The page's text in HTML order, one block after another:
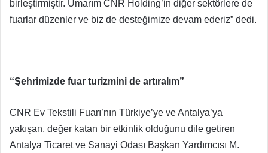
birleştirmiştir. Umarım CNR Holding’in diğer sektörlere de
fuarlar düzenler ve biz de desteğimize devam ederiz” dedi.
“Şehrimizde fuar turizmini de artıralım”
CNR Ev Tekstili Fuarı’nın Türkiye’ye ve Antalya’ya
yakışan, değer katan bir etkinlik olduğunu dile getiren
Antalya Ticaret ve Sanayi Odası Başkan Yardımcısı M.